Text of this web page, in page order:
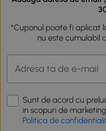
*Cuponul poate fi aplicat
nu este cumulabil
Sunt de acord cu
in scopuri de
Politica de